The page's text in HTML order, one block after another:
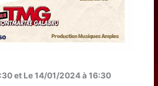
et Le 14/01/2024 à 16:30